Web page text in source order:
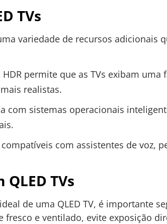
TVs
variedade de recursos adicionais
permite que as TVs exibam
realistas.
com sistemas operacionais
compatíveis com assistentes de voz,
TVs
de uma QLED TV, é importante
e ventilado, evite exposição